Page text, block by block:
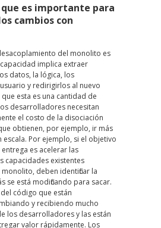
que es importante para
cambios con
del monolito es
implica extraer
datos, la lógica, los
y redirigirlos al nuevo
esta es una cantidad de
desarrolladores necesitan
el costo de la disociación
obtienen, por ejemplo, ir más
Por ejemplo, si el objetivo
es acelerar las
capacidades existentes
deben identificar la
se está modificando para sacar.
código que están
y recibiendo mucho
los desarrolladores y las están
valor rápidamente. Los